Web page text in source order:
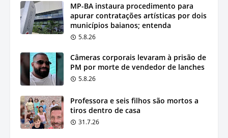
MP-BA instaura procedimento para
apurar contratações artísticas por dois
municípios baianos; entenda
5.8.26
Câmeras corporais levaram à prisão de
PM por morte de vendedor de lanches
5.8.26
Professora e seis filhos são mortos a
tiros dentro de casa
31.7.26